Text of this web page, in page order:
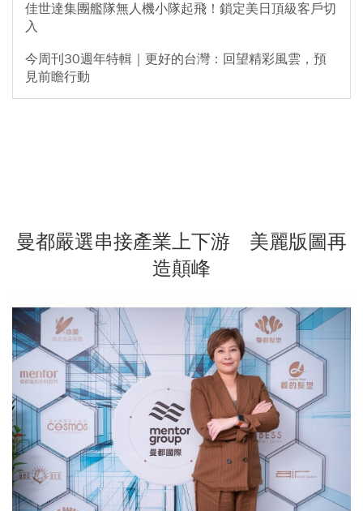
佳世達集團艦隊無人機小隊起飛！鎖定美日頂級客戶切
入
今周刊30週年特輯｜更好的台灣：回望精彩風雲，預
見前瞻行動
曼都嚴選串接產業上下游 美麗版圖再
造顛峰